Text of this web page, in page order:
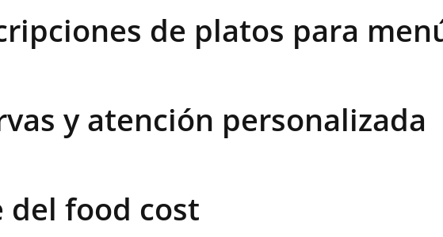
de platos para
y atención personalizada
del food cost